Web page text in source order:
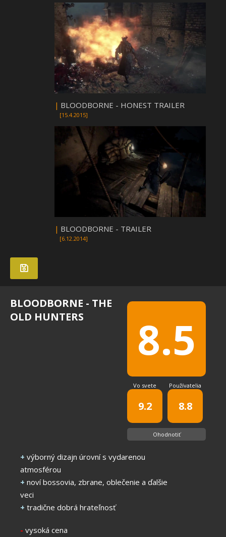
| BLOODBORNE - HONEST TRAILER
[15.4.2015]
| BLOODBORNE - TRAILER
[6.12.2014]
8.5
Vo svete
9.2
Používatelia
8.8
Ohodnotiť
BLOODBORNE - THE
OLD HUNTERS
+ výborný dizajn úrovní s vydarenou
atmosférou
+ noví bossovia, zbrane, oblečenie a ďalšie
veci
+ tradične dobrá hrateľnosť
- vysoká cena